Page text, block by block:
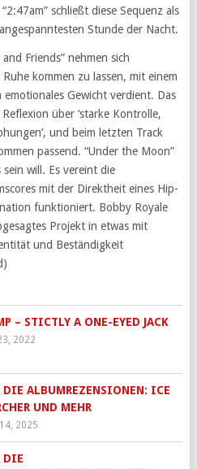
schließt diese Sequenz als
Stunde der Nacht.
Friends” nehmen sich
kommen zu lassen, mit einem
Gewicht verdient. Das
über ‘starke Kontrolle,
und beim letzten Track
passend. “Under the Moon”
will. Es vereint die
mit der Direktheit eines Hip-
funktioniert. Bobby Royale
Projekt in etwas mit
und Beständigkeit
– STICTLY A ONE-EYED JACK
2022
DIE ALBUMREZENSIONEN: ICE
UND MEHR
2025
DIE